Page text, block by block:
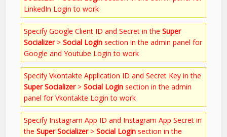
LinkedIn Login to work
Specify Google Client ID and Secret in theSuper
Socializer>Social Login section in the admin panel for
Google and Youtube Login to work
Specify Vkontakte Application ID and Secret Key in the
Super Socializer>Social Login section in the admin
panel for Vkontakte Login to work
Specify Instagram App ID and Instagram App Secret in
theSuper Socializer>Social Login section in the